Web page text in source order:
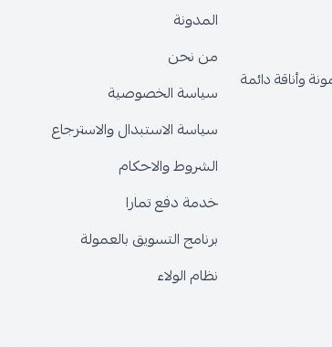
وأناقة دائمة
المدونة
من نحن
سياسة الخصوصية
سياسة الاستبدال والاسترجاع
الشروط والاحكام
خدمة دفع تمارا
برنامج التسويق بالعمولة
نظام الولاء